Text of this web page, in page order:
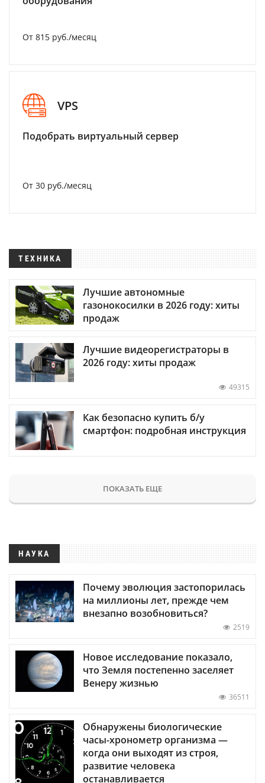
От 815 руб./месяц
VPS
Подобрать виртуальный сервер
От 30 руб./месяц
ТЕХНИКА
Лучшие автономные
газонокосилки в 2026 году: хиты
продаж
Лучшие видеорегистраторы в
2026 году: хиты продаж
49315
Как безопасно купить б/у
смартфон: подробная инструкция
ПОКАЗАТЬ ЕЩЕ
НАУКА
Почему эволюция застопорилась
на миллионы лет, прежде чем
внезапно возобновиться?
2519
Новое исследование показало,
что Земля постепенно заселяет
Венеру жизнью
36511
Обнаружены биологические
часы-хронометр организма —
когда они выходят из строя,
развитие человека
останавливается